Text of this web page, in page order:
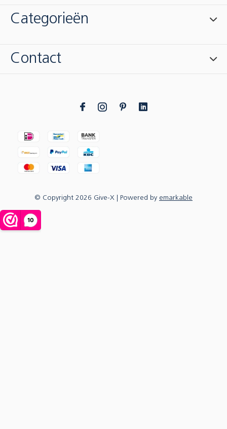
Categorieën
Contact
© Copyright 2026 Give-X | Powered by emarkable